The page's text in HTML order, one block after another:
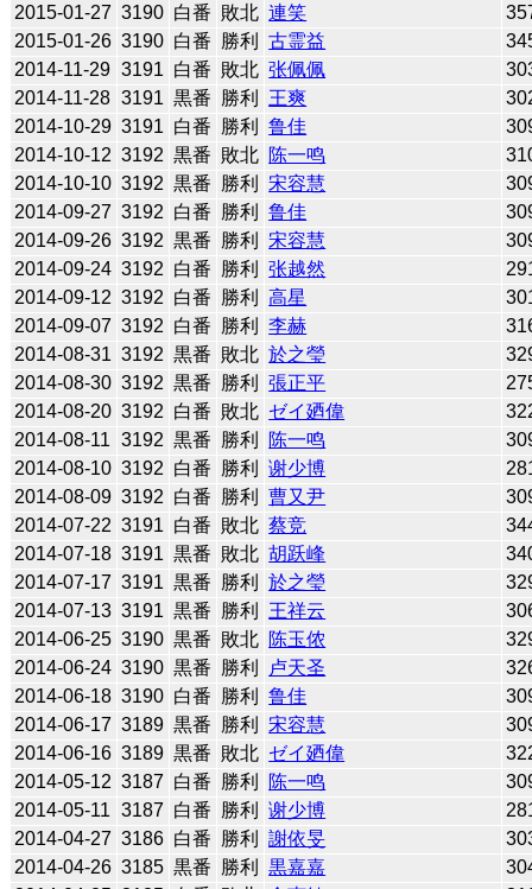
2015-01-27 3190 白番 敗北 連笑
2015-01-26 3190 白番 勝利 古霊益
2014-11-29 3191 白番 敗北 张佩佩
2014-11-28 3191 黒番 勝利 王爽
2014-10-29 3191 白番 勝利 鲁佳
2014-10-12 3192 黒番 敗北 陈一鸣
2014-10-10 3192 黒番 勝利 宋容慧
2014-09-27 3192 白番 勝利 鲁佳
2014-09-26 3192 黒番 勝利 宋容慧
2014-09-24 3192 白番 勝利 张越然
2014-09-12 3192 白番 勝利 高星
2014-09-07 3192 白番 勝利 李赫
2014-08-31 3192 黒番 敗北 於之瑩
2014-08-30 3192 黒番 勝利 張正平
2014-08-20 3192 白番 敗北 ゼイ廼偉
2014-08-11 3192 黒番 勝利 陈一鸣
2014-08-10 3192 白番 勝利 谢少博
2014-08-09 3192 白番 勝利 曹又尹
2014-07-22 3191 白番 敗北 蔡竞
2014-07-18 3191 黒番 敗北 胡跃峰
2014-07-17 3191 黒番 勝利 於之瑩
2014-07-13 3191 黒番 勝利 王祥云
2014-06-25 3190 黒番 敗北 陈玉侬
2014-06-24 3190 黒番 勝利 卢天圣
2014-06-18 3190 白番 勝利 鲁佳
2014-06-17 3189 黒番 勝利 宋容慧
2014-06-16 3189 黒番 敗北 ゼイ廼偉
2014-05-12 3187 白番 勝利 陈一鸣
2014-05-11 3187 白番 勝利 谢少博
2014-04-27 3186 白番 勝利 謝依旻
2014-04-26 3185 黒番 勝利 黒嘉嘉